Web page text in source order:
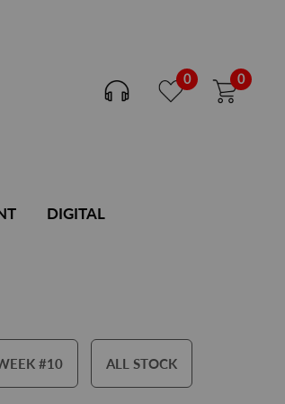
0 0
DIGITAL
#10 ALL STOCK